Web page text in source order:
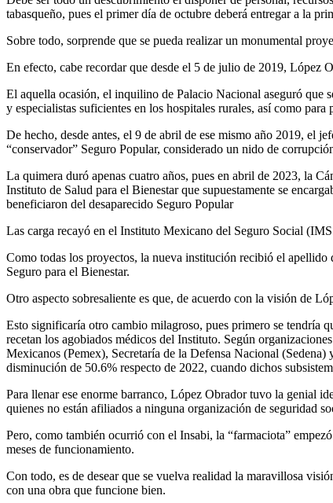
tabasqueño, pues el primer día de octubre deberá entregar a la
Sobre todo, sorprende que se pueda realizar un monumental
En efecto, cabe recordar que desde el 5 de julio de 2019, López
El aquella ocasión, el inquilino de Palacio Nacional aseguró que
y especialistas suficientes en los hospitales rurales, así como para
De hecho, desde antes, el 9 de abril de ese mismo año 2019, el
“conservador” Seguro Popular, considerado un nido de
La quimera duró apenas cuatro años, pues en abril de 2023, la
Instituto de Salud para el Bienestar que supuestamente se
beneficiaron del desaparecido Seguro Popular
Las carga recayó en el Instituto Mexicano del Seguro Social
Como todas los proyectos, la nueva institución recibió el
Seguro para el Bienestar.
Otro aspecto sobresaliente es que, de acuerdo con la visión de
Esto significaría otro cambio milagroso, pues primero se tendría
recetan los agobiados médicos del Instituto. Según
Mexicanos (Pemex), Secretaría de la Defensa Nacional
disminución de 50.6% respecto de 2022, cuando dichos
Para llenar ese enorme barranco, López Obrador tuvo la genial
quienes no están afiliados a ninguna organización de seguridad
Pero, como también ocurrió con el Insabi, la “farmaciota”
meses de funcionamiento.
Con todo, es de desear que se vuelva realidad la maravillosa
con una obra que funcione bien.